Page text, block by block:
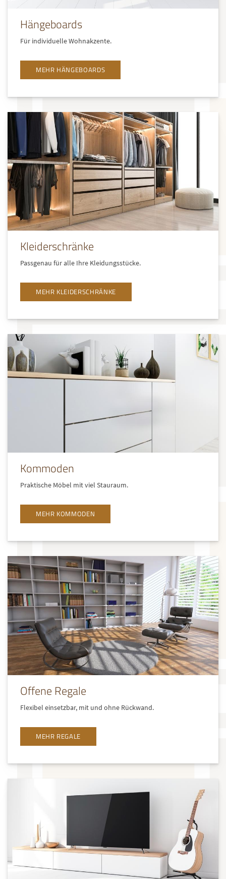
Hängeboards
Für individuelle Wohnakzente.
MEHR HÄNGEBOARDS
Kleiderschränke
Passgenau für alle Ihre Kleidungsstücke.
MEHR KLEIDERSCHRÄNKE
Kommoden
Praktische Möbel mit viel Stauraum.
MEHR KOMMODEN
Offene Regale
Flexibel einsetzbar, mit und ohne Rückwand.
MEHR REGALE